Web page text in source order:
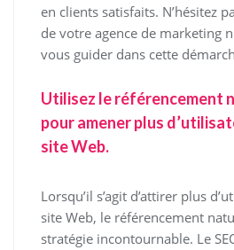
en clients satisfaits. N’hésitez
de votre agence de marketing
vous guider dans cette
Utilisez le référencement
pour amener plus
site Web.
Lorsqu’il s’agit d’attirer plus
site Web, le référencement
stratégie incontournable. Le